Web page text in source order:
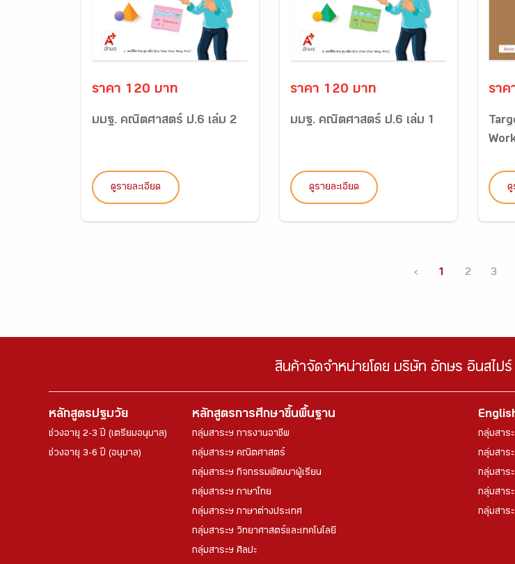
ราคา 120 บาท
มมฐ. คณิตศาสตร์ ป.6 เล่ม 2
ดูรายละเอียด
ราคา 120 บาท
มมฐ. คณิตศาสตร์ ป.6 เล่ม 1
ดูรายละเอียด
ราค
ดู
‹ 1 2 3
สินค้าจัดจำหน่ายโดย บริษัท อักษร อินสไป
หลักสูตรปฐมวัย
ช่วงอายุ 2-3 ปี (เตรียมอนุบาล)
ช่วงอายุ 3-6 ปี (อนุบาล)
หลักสูตรการศึกษาขึ้นพื้นฐาน
กลุ่มสาระฯ การงานอาชีพ
กลุ่มสาระฯ คณิตศาสตร์
กลุ่มสาระฯ กิจกรรมพัฒนาผู้เรียน
กลุ่มสาระฯ ภาษาไทย
กลุ่มสาระฯ ภาษาต่างประเทศ
กลุ่มสาระฯ วิทยาศาสตร์และเทคโนโลยี
กลุ่มสาระฯ ศิลปะ
กลุ่มสาร
กลุ่มสาร
กลุ่มสาร
กลุ่มสาร
กลุ่มสาร